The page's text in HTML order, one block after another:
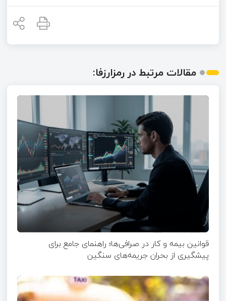
مقالات مرتبط در رمزارزفا:
قوانین بیمه و کار در صرافی‌ها؛ راهنمای جامع برای
پیشگیری از بحران جریمه‌های سنگین